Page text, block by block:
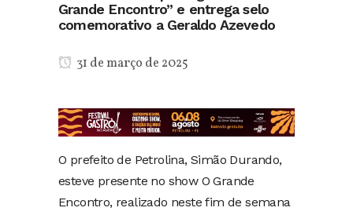
Grande Encontro” e entrega selo
comemorativo a Geraldo Azevedo
31 de março de 2025
O prefeito de Petrolina, Simão Durando,
esteve presente no show O Grande
Encontro, realizado neste fim de semana